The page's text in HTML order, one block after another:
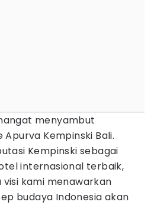
menyambut
Kempinski Bali.
Kempinski sebagai
internasional terbaik,
kami menawarkan
budaya Indonesia akan